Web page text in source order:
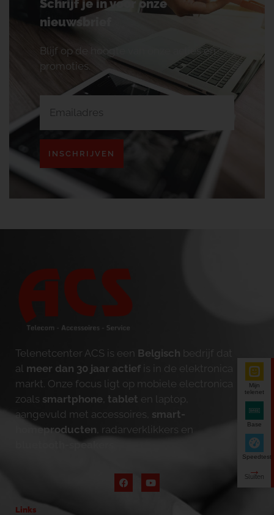
Schrijf je in voor onze
nieuwsbrief
Blijf op de hoogte van onze acties en
promoties.
INSCHRIJVEN
Telenetcenter ACS is een Belgisch bedrijf dat
al meer dan 30 jaar actief is in de elektronica
markt. Onze focus ligt op mobiele electronica
zoals smartphone tablet en laptop,
aangevuld met accessoires, smart-
homeproducten , radarverklikkers en
bluetooth-speakers
Links
Mijn
telenet
Base
Speedtest